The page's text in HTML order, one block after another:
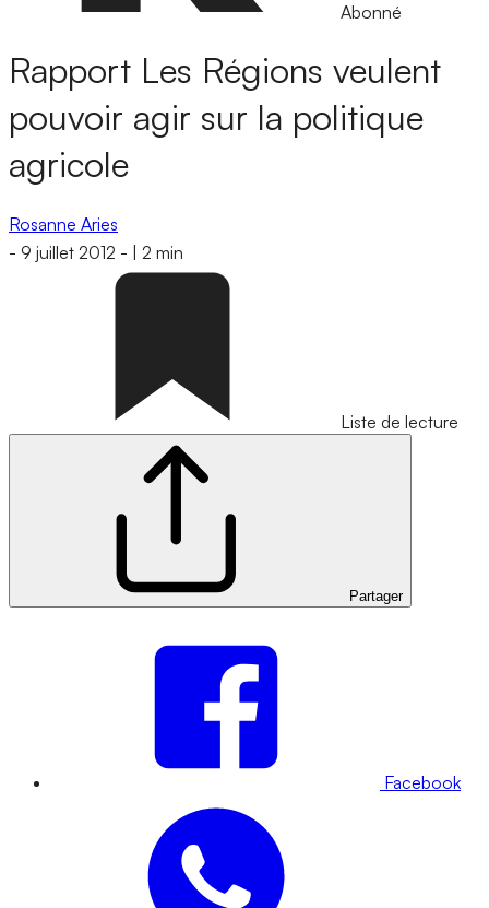
Abonné
Rapport Les Régions veulent
pouvoir agir sur la politique
agricole
Rosanne Aries
- 9 juillet 2012 - 2 min
Liste de lecture
Partager
Facebook